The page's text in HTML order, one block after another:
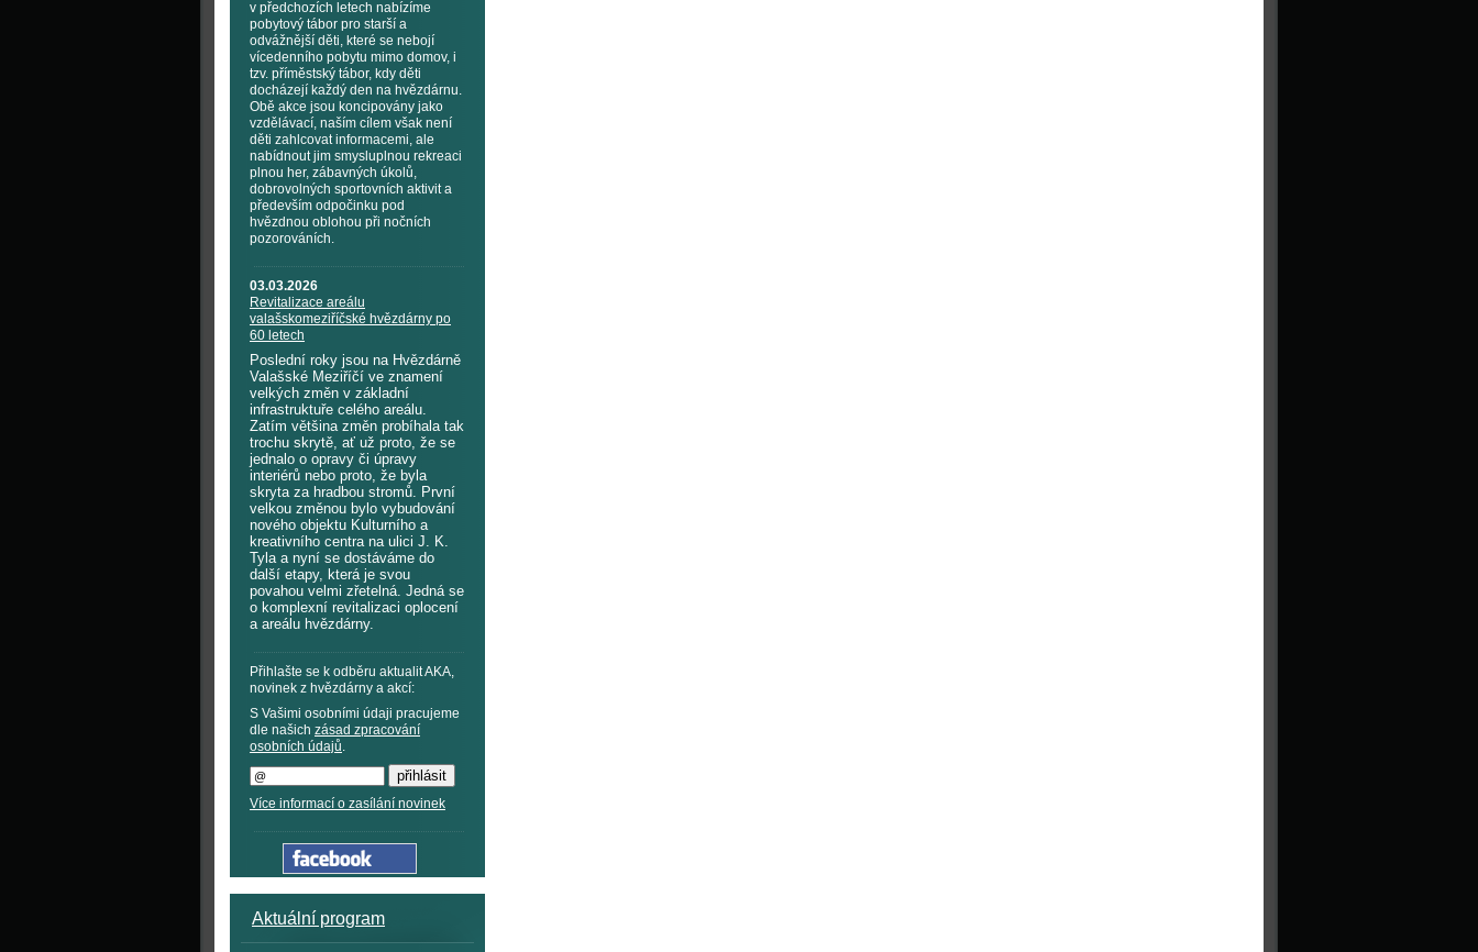
v předchozích letech nabízíme
pobytový tábor pro starší a
odvážnější děti, které se nebojí
vícedenního pobytu mimo domov, i
tzv. příměstský tábor, kdy děti
docházejí každý den na hvězdárnu.
Obě akce jsou koncipovány jako
vzdělávací, naším cílem však není
děti zahlcovat informacemi, ale
nabídnout jim smysluplnou rekreaci
plnou her, zábavných úkolů,
dobrovolných sportovních aktivit a
především odpočinku pod
hvězdnou oblohou při nočních
pozorováních.
03.03.2026
Revitalizace areálu
valašskomeziříčské hvězdárny po
60 letech
Poslední roky jsou na Hvězdárně
Valašské Meziříčí ve znamení
velkých změn v základní
infrastruktuře celého areálu.
Zatím většina změn probíhala tak
trochu skrytě, ať už proto, že se
jednalo o opravy či úpravy
interiérů nebo proto, že byla
skryta za hradbou stromů. První
velkou změnou bylo vybudování
nového objektu Kulturního a
kreativního centra na ulici J. K.
Tyla a nyní se dostáváme do
další etapy, která je svou
povahou velmi zřetelná. Jedná se
o komplexní revitalizaci oplocení
a areálu hvězdárny.
Přihlašte se k odběru aktualit AKA,
novinek z hvězdárny a akcí:
S Vašimi osobními údaji pracujeme
dle našich zásad zpracování
osobních údajů.
Více informací o zasílání novinek
Aktuální program